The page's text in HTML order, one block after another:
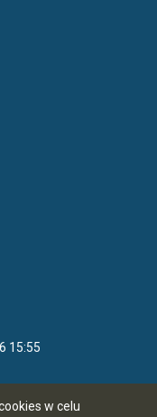
w celu
15:55